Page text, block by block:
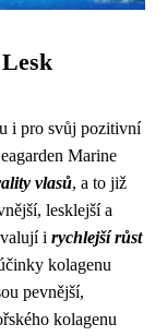
i pro svůj pozitivní
Marine
vlasů, a to již
lesklejší a
i rychlejší růst
kolagenu
pevnější,
kolagenu